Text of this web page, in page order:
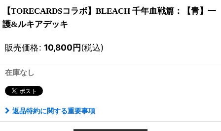
【TORECARDSコラボ】BLEACH 千年血戦篇：【青】一
護&ルキアデッキ
販売価格: 10,800円(税込)
在庫なし
返品特約に関する重要事項